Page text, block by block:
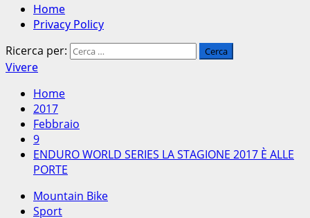
Home
Privacy Policy
Ricerca per:
Vivere
Home
2017
Febbraio
9
ENDURO WORLD SERIES LA STAGIONE 2017 È ALLE
PORTE
Mountain Bike
Sport